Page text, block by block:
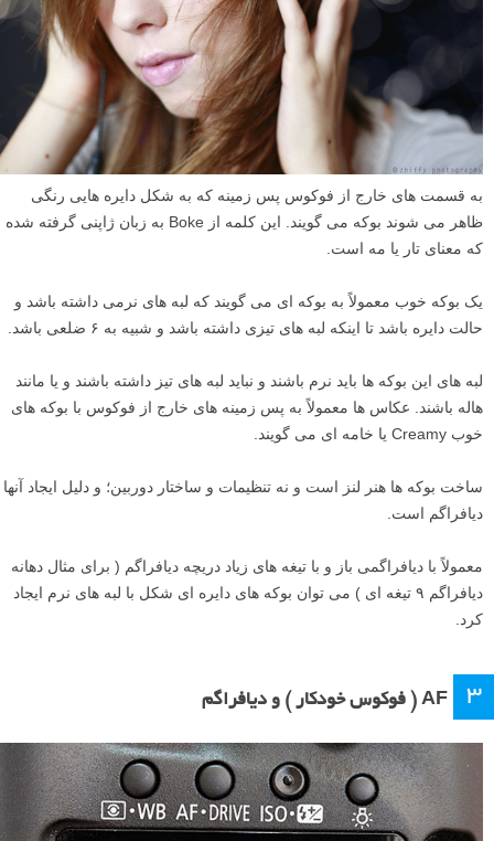
به قسمت های خارج از فوکوس پس زمینه که به شکل دایره هایی رنگی
ظاهر می شوند بوکه می گویند. این کلمه از Boke به زبان ژاپنی گرفته شده
که معنای تار یا مه است.
یک بوکه خوب معمولاً به بوکه ای می گویند که لبه های نرمی داشته باشد و
حالت دایره باشد تا اینکه لبه های تیزی داشته باشد و شبیه به ۶ ضلعی باشد.
لبه های این بوکه ها باید نرم باشند و نباید لبه های تیز داشته باشند و یا مانند
هاله باشند. عکاس ها معمولاً به پس زمینه های خارج از فوکوس با بوکه های
خوب Creamy یا خامه ای می گویند.
ساخت بوکه ها هنر لنز است و نه تنظیمات و ساختار دوربین؛ و دلیل ایجاد آنها
دیافراگم است.
معمولاً با دیافراگمی باز و با تیغه های زیاد دریچه دیافراگم ( برای مثال دهانه
دیافراگم ۹ تیغه ای ) می توان بوکه های دایره ای شکل با لبه های نرم ایجاد
کرد.
۳ AF ( فوکوس خودکار ) و دیافراگم